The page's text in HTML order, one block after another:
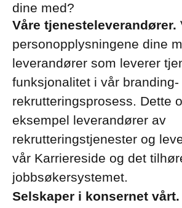
dine med?
Våre tjenesteleverandører.
personopplysningene dine
leverandører som leverer
funksjonalitet i vår branding-
rekrutteringsprosess. Dette
eksempel leverandører av
rekrutteringstjenester og
vår Karriereside og det
jobbsøkersystemet.
Selskaper i konsernet vårt.